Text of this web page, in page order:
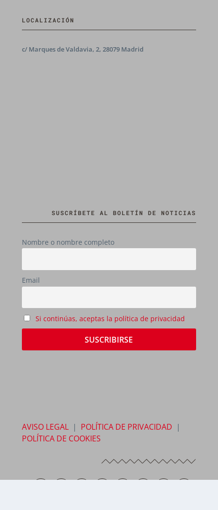
LOCALIZACIÓN
c/ Marques de Valdavia, 2, 28079 Madrid
SUSCRÍBETE AL BOLETÍN DE NOTICIAS
Nombre o nombre completo
Email
Si continúas, aceptas la política de privacidad
AVISO LEGAL| POLÍTICA DE PRIVACIDAD |
POLÍTICA DE COOKIES